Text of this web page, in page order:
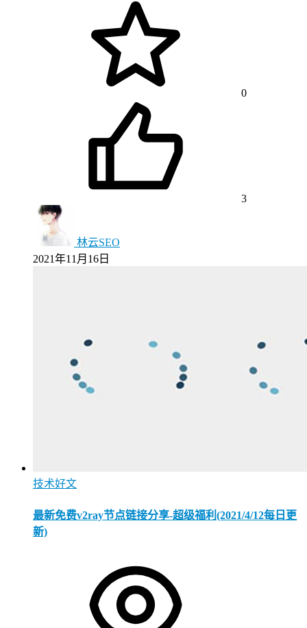
0
3
林云SEO
2021年11月16日
技术好文
最新免费v2ray节点链接分享-超级福利(2021/4/12每日更
新)